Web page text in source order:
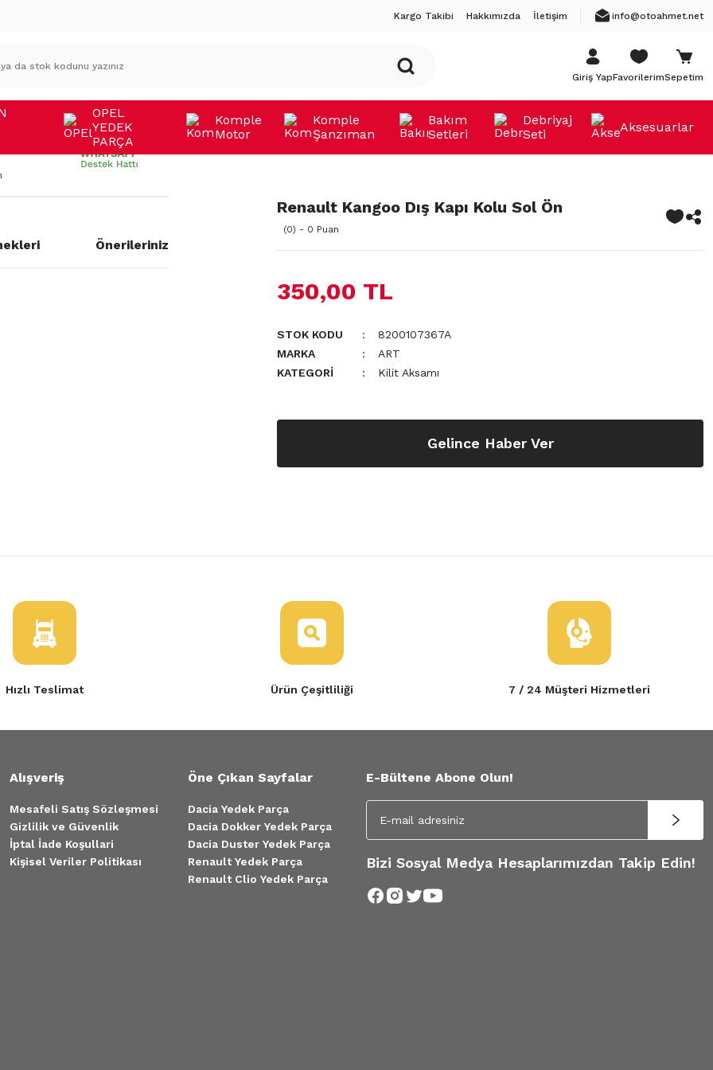
Kargo Takibi Hakkımızda İletişim info@otoahmet.net
Giriş YapFavorilerimSepetim
OPEL
YEDEK
PARÇA
Komple
Motor
Komple
Şanzıman
Bakım
Setleri
Debriyaj
Seti
Aksesuarlar
Önerileriniz
Renault Kangoo Dış Kapı Kolu Sol Ön
(0) - 0 Puan
350,00 TL
STOK KODU
8200107367A
MARKA
ART
KATEGORI
Kilit Aksamı
Gelince Haber Ver
Hızlı Teslimat Ürün Çeşitliliği 7 / 24 Müşteri Hizmetleri
Alışveriş
Mesafeli Satış Sözleşmesi
Gizlilik ve Güvenlik
İptal İade Koşullari
Kişisel Veriler Politikası
Öne Çıkan Sayfalar
Dacia Yedek Parça
Dacia Dokker Yedek Parça
Dacia Duster Yedek Parça
Renault Yedek Parça
Renault Clio Yedek Parça
E-Bültene Abone Olun!
Bizi Sosyal Medya Hesaplarımızdan Takip Edin!